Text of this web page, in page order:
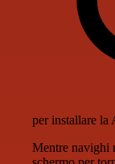
per installare la
Mentre navighi